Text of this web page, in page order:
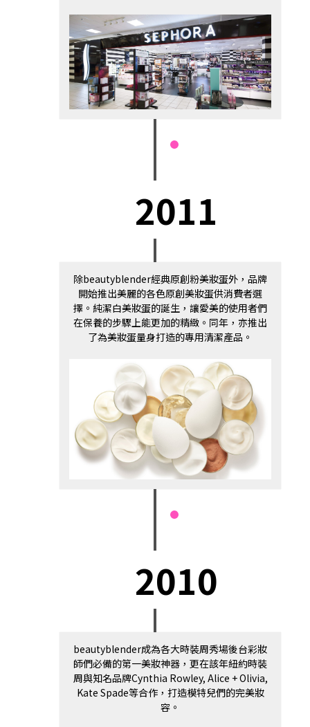
2011
除beautyblender經典原創粉美妝蛋外，品牌
開始推出美麗的各色原創美妝蛋供消費者選
擇。純潔白美妝蛋的誕生，讓愛美的使用者們
在保養的步驟上能更加的精緻。同年，亦推出
了為美妝蛋量身打造的專用清潔產品。
2010
beautyblender成為各大時裝周秀場後台彩妝
師們必備的第一美妝神器，更在該年紐約時裝
周與知名品牌Cynthia Rowley, Alice + Olivia,
Kate Spade等合作，打造模特兒們的完美妝
容。